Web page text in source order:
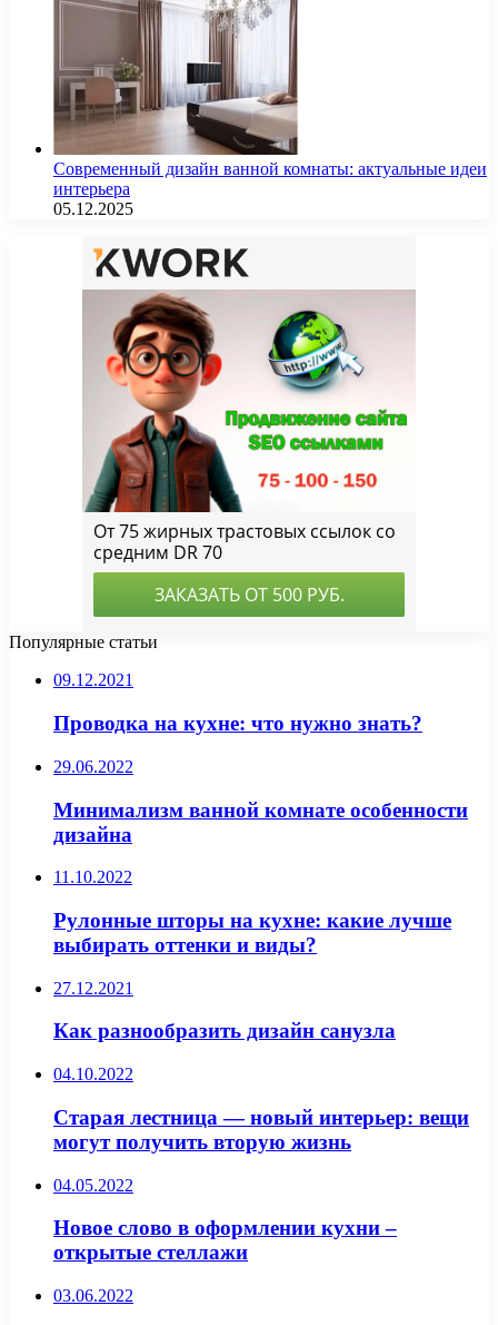
Современный дизайн ванной комнаты: актуальные идеи
интерьера
05.12.2025
Популярные статьи
09.12.2021
Проводка на кухне: что нужно знать?
29.06.2022
Минимализм ванной комнате особенности
дизайна
11.10.2022
Рулонные шторы на кухне: какие лучше
выбирать оттенки и виды?
27.12.2021
Как разнообразить дизайн санузла
04.10.2022
Старая лестница — новый интерьер: вещи
могут получить вторую жизнь
04.05.2022
Новое слово в оформлении кухни –
открытые стеллажи
03.06.2022